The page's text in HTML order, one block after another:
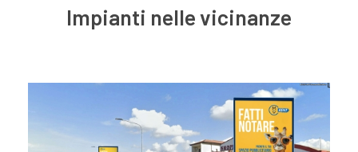
Impianti nelle vicinanze